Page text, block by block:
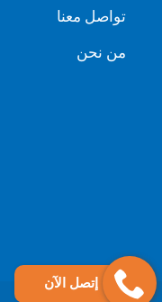
تواصل معنا
من نحن
إتصل الآن